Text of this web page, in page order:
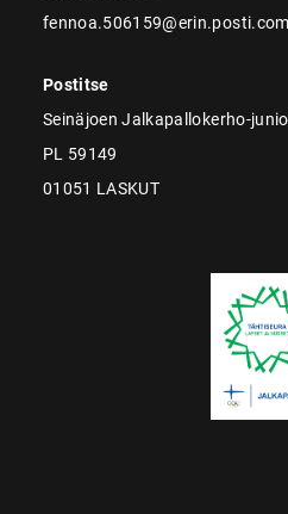
fennoa.506159@erin.posti.com
Postitse
Seinäjoen Jalkapallokerho-
PL 59149
01051 LASKUT